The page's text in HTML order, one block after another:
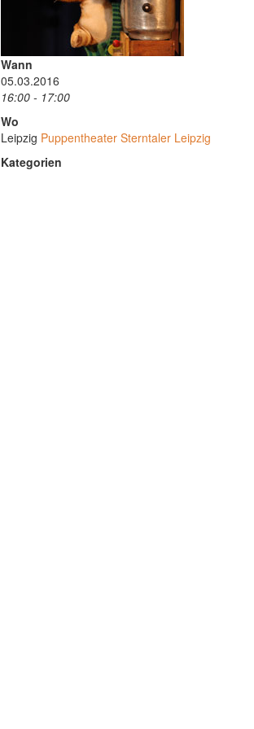
Wann
05.03.2016
16:00 - 17:00
Wo
Leipzig Puppentheater Sterntaler Leipzig
Kategorien